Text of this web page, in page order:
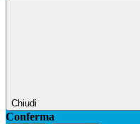
Chiudi
Conferma